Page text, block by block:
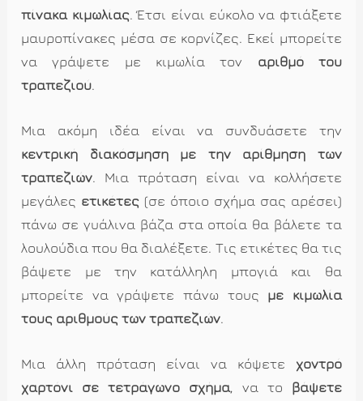
πίνακα κιμωλίας. Έτσι είναι εύκολο να φτιάξετε
μαυροπίνακες μέσα σε κορνίζες. Εκεί μπορείτε
να γράψετε με κιμωλία τον αριθμό του
τραπεζιού.
Μια ακόμη ιδέα είναι να συνδυάσετε την
κεντρική διακόσμηση με την αρίθμηση των
τραπεζιών. Μια πρόταση είναι να κολλήσετε
μεγάλες ετικέτες (σε όποιο σχήμα σας αρέσει)
πάνω σε γυάλινα βάζα στα οποία θα βάλετε τα
λουλούδια που θα διαλέξετε. Τις ετικέτες θα τις
βάψετε με την κατάλληλη μπογιά και θα
μπορείτε να γράψετε πάνω τους με κιμωλία
τους αριθμούς των τραπεζιών.
Μια άλλη πρόταση είναι να κόψετε χοντρό
χαρτόνι σε τετράγωνο σχήμα, να το βάψετε